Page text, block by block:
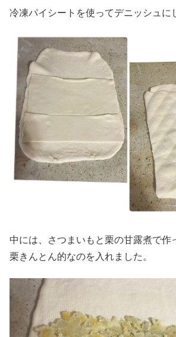
冷凍パイシートを使ってデニッシュに
中には、さつまいもと栗の甘露煮で作
栗きんとん的なのを入れました。